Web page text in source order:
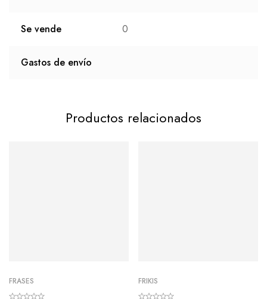
Se vende 0
Gastos de envío
Productos relacionados
FRASES FRIKIS